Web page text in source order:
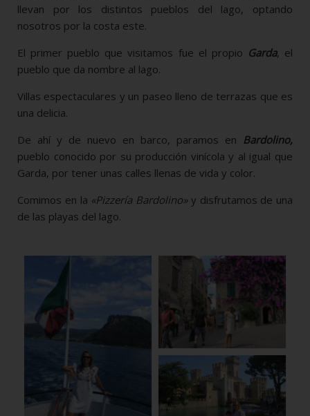
llevan por los distintos pueblos del lago, optando
nosotros por la costa este.
El primer pueblo que visitamos fue el propio Garda, el
pueblo que da nombre al lago.
Villas espectaculares y un paseo lleno de terrazas que es
una delicia.
De ahí y de nuevo en barco, paramos en Bardolino,
pueblo conocido por su producción vinícola y al igual que
Garda, por tener unas calles llenas de vida y color.
Comimos en la «Pizzería Bardolino»y disfrutamos de una
de las playas del lago.